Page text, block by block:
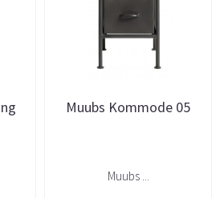
Muubs Kommode 05
Muubs ...